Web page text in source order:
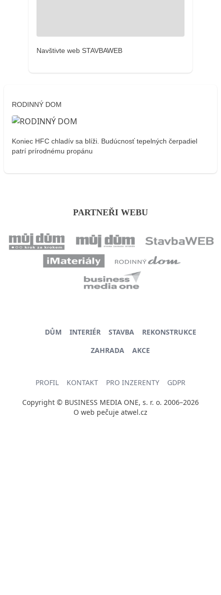
Navštivte web STAVBAWEB
RODINNÝ DOM
Koniec HFC chladív sa blíži. Budúcnosť tepelných čerpadiel
patrí prírodnému propánu
PARTNEŘI WEBU
DŮM INTERIÉR STAVBA
REKONSTRUKCE
ZAHRADA
AKCE
PROFIL KONTAKT PRO INZERENTY GDPR
Copyright © BUSINESS MEDIA ONE, s. r. o. 2006–2026